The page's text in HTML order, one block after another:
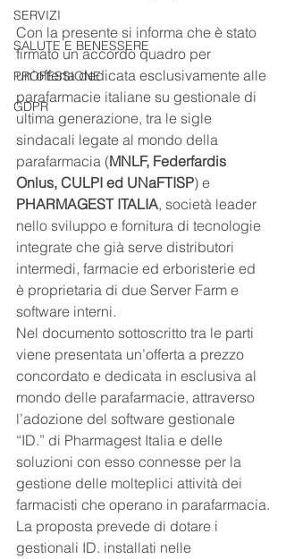
SERVIZI
SALUTE E BENESSERE
PROFESSIONE
GDPR
Con la presente si informa che è stato
firmato un accordo quadro per
un’offerta dedicata esclusivamente alle
parafarmacie italiane su gestionale di
ultima generazione, tra le sigle
sindacali legate al mondo della
parafarmacia (MNLF, Federfardis
Onlus, CULPI ed UNaFTISP) e
PHARMAGEST ITALIA, società leader
nello sviluppo e fornitura di tecnologie
integrate che già serve distributori
intermedi, farmacie ed erboristerie ed
è proprietaria di due Server Farm e
software interni.
Nel documento sottoscritto tra le parti
viene presentata un’offerta a prezzo
concordato e dedicata in esclusiva al
mondo delle parafarmacie, attraverso
l’adozione del software gestionale
“ID.” di Pharmagest Italia e delle
soluzioni con esso connesse per la
gestione delle molteplici attività dei
farmacisti che operano in parafarmacia.
La proposta prevede di dotare i
gestionali ID. installati nelle